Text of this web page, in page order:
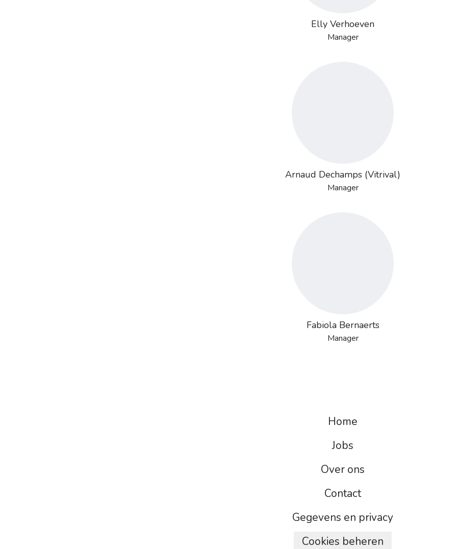
Elly Verhoeven
Manager
Arnaud Dechamps (Vitrival)
Manager
Fabiola Bernaerts
Manager
Home
Jobs
Over ons
Contact
Gegevens en privacy
Cookies beheren